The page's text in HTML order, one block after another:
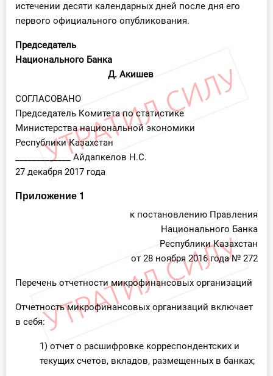
истечении десяти календарных дней после дня его
первого официального опубликования.
Председатель
Национального Банка
Д. Акишев
СОГЛАСОВАНО
Председатель Комитета по статистике
Министерства национальной экономики
Республики Казахстан
_____________ Айдапкелов Н.С.
27 декабря 2017 года
Приложение 1
к постановлению Правления
Национального Банка
Республики Казахстан
от 28 ноября 2016 года № 272
Перечень отчетности микрофинансовых организаций
Отчетность микрофинансовых организаций включает
в себя:
1) отчет о расшифровке корреспондентских и
текущих счетов, вкладов, размещенных в банках;